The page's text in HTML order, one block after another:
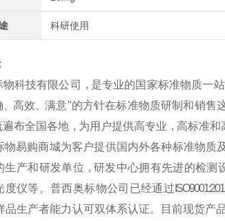
科研使用
物科技有 限公司 ，是专业的 国 家标准物 质一站
高 效 、满 意 " 的 方 针 在 标 准 物 质 研 制 和 销 售
布 全 国 各 地 ，为 用 户 提 供 高 专 业 ，高 标 准 和
物易购商城为客 户提供国 内外各种标准物 质 及
生产和研发单位 ，研发 中心拥有先进的检测
度 仪 等 。 普 西 奥 标 物 公 司 已 经 通 过
品 生 产 者 能 力 认 可 双 体 系 认 证 。 目 前 现 货 产